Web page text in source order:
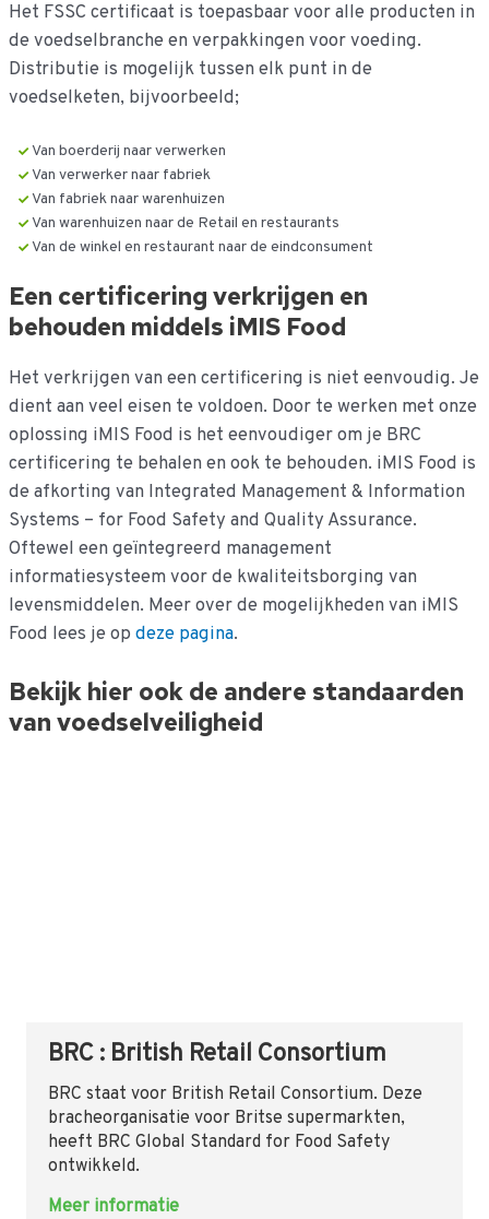
Het FSSC certificaat is toepasbaar voor alle producten in
de voedselbranche en verpakkingen voor voeding.
Distributie is mogelijk tussen elk punt in de
voedselketen, bijvoorbeeld;
Van boerderij naar verwerken
Van verwerker naar fabriek
Van fabriek naar warenhuizen
Van warenhuizen naar de Retail en restaurants
Van de winkel en restaurant naar de eindconsument
Een certificering verkrijgen en
behouden middels iMIS Food
Het verkrijgen van een certificering is niet eenvoudig. Je
dient aan veel eisen te voldoen. Door te werken met onze
oplossing iMIS Food is het eenvoudiger om je BRC
certificering te behalen en ook te behouden. iMIS Food is
de afkorting van Integrated Management & Information
Systems – for Food Safety and Quality Assurance.
Oftewel een geïntegreerd management
informatiesysteem voor de kwaliteitsborging van
levensmiddelen. Meer over de mogelijkheden van iMIS
Food lees je op deze pagina.
Bekijk hier ook de andere standaarden
van voedselveiligheid
BRC : British Retail Consortium
BRC staat voor British Retail Consortium. Deze
bracheorganisatie voor Britse supermarkten,
heeft BRC Global Standard for Food Safety
ontwikkeld.
Meer informatie